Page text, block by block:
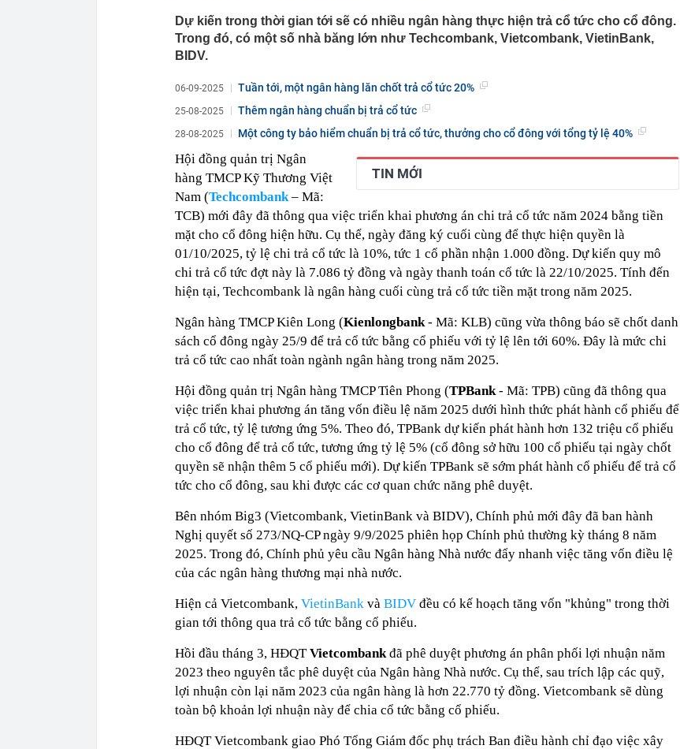
Dự kiến trong thời gian tới sẽ có nhiều ngân hàng thực hiện trả cổ tức cho cổ đông.
Trong đó, có một số nhà băng lớn như Techcombank, Vietcombank, VietinBank,
BIDV.
06-09-2025 Tuần tới, một ngân hàng lăn chốt trả cổ tức 20%
25-08-2025 Thêm ngân hàng chuẩn bị trả cổ tức
28-08-2025 Một công ty bảo hiểm chuẩn bị trả cổ tức, thưởng cho cổ đông với tổng tỷ lệ 40%
TIN MỚI
Hội đồng quản trị Ngân
hàng TMCP Kỹ Thương Việt
Nam (Techcombank– Mã:
TCB) mới đây đã thông qua việc triển khai phương án chi trả cổ tức năm 2024 bằng tiền
mặt cho cổ đông hiện hữu. Cụ thể, ngày đăng ký cuối cùng để thực hiện quyền là
01/10/2025, tỷ lệ chi trả cổ tức là 10%, tức 1 cổ phần nhận 1.000 đồng. Dự kiến quy mô
chi trả cổ tức đợt này là 7.086 tỷ đồng và ngày thanh toán cổ tức là 22/10/2025. Tính đến
hiện tại, Techcombank là ngân hàng cuối cùng trả cổ tức tiền mặt trong năm 2025.
Ngân hàng TMCP Kiên Long (Kienlongbank- Mã: KLB) cũng vừa thông báo sẽ chốt danh
sách cổ đông ngày 25/9 để trả cổ tức bằng cổ phiếu với tỷ lệ lên tới 60%. Đây là mức chi
trả cổ tức cao nhất toàn ngành ngân hàng trong năm 2025.
Hội đồng quản trị Ngân hàng TMCP Tiên Phong (TPBank- Mã: TPB) cũng đã thông qua
việc triển khai phương án tăng vốn điều lệ năm 2025 dưới hình thức phát hành cổ phiếu để
trả cổ tức, tỷ lệ tương ứng 5%. Theo đó, TPBank dự kiến phát hành hơn 132 triệu cổ phiếu
cho cổ đông để trả cổ tức, tương ứng tỷ lệ 5% (cổ đông sở hữu 100 cổ phiếu tại ngày chốt
quyền sẽ nhận thêm 5 cổ phiếu mới). Dự kiến TPBank sẽ sớm phát hành cổ phiếu để trả cổ
tức cho cổ đông, sau khi được các cơ quan chức năng phê duyệt.
Bên nhóm Big3 (Vietcombank, VietinBank và BIDV), Chính phủ mới đây đã ban hành
Nghị quyết số 273/NQ-CP ngày 9/9/2025 phiên họp Chính phủ thường kỳ tháng 8 năm
2025. Trong đó, Chính phủ yêu cầu Ngân hàng Nhà nước đẩy nhanh việc tăng vốn điều lệ
của các ngân hàng thương mại nhà nước.
Hiện cả Vietcombank, VietinBank và BIDV đều có kế hoạch tăng vốn "khủng" trong thời
gian tới thông qua trả cổ tức bằng cổ phiếu.
Hồi đầu tháng 3, HĐQTVietcombankđã phê duyệt phương án phân phối lợi nhuận năm
2023 theo nguyên tắc phê duyệt của Ngân hàng Nhà nước. Cụ thể, sau trích lập các quỹ,
lợi nhuận còn lại năm 2023 của ngân hàng là hơn 22.770 tỷ đồng. Vietcombank sẽ dùng
toàn bộ khoản lợi nhuận này để chia cổ tức bằng cổ phiếu.
HĐQT Vietcombank giao Phó Tổng Giám đốc phụ trách Ban điều hành chỉ đạo việc xây